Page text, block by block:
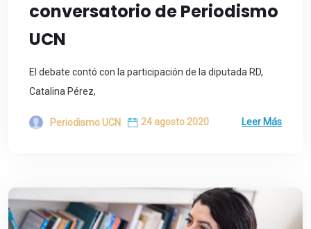
conversatorio de Periodismo
UCN
El debate contó con la participación de la diputada RD,
Catalina Pérez,
Periodismo UCN 24 agosto 2020 Leer Más